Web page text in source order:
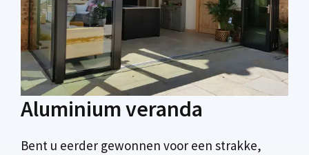
Aluminium veranda
Bent u eerder gewonnen voor een strakke,